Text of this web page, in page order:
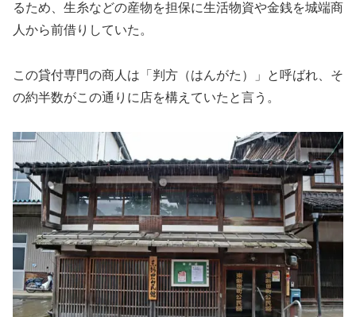
るため、生糸などの産物を担保に生活物資や金銭を城端商
人から前借りしていた。
この貸付専門の商人は「判方（はんがた）」と呼ばれ、そ
の約半数がこの通りに店を構えていたと言う。